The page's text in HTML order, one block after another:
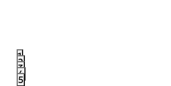
1
2
3
4
5